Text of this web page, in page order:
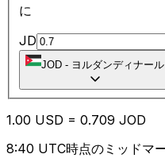
に
JD
JOD - ヨルダンディナール
1.00 USD = 0.709 JOD
8:40 UTC時点のミッドマ